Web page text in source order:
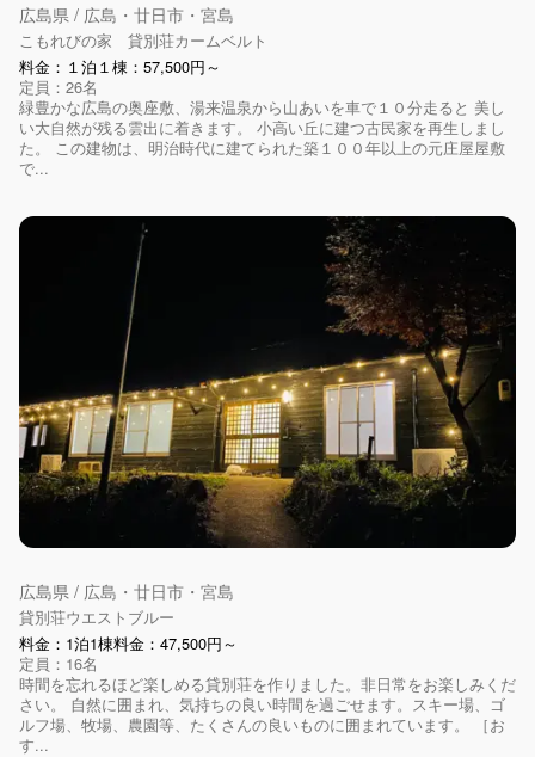
広島県 / 広島・廿日市・宮島
こもれびの家 貸別荘カームベルト
料金：１泊１棟：57,500円～
定員：26名
緑豊かな広島の奥座敷、湯来温泉から山あいを車で１０分走ると 美し
い大自然が残る雲出に着きます。 小高い丘に建つ古民家を再生しまし
た。 この建物は、明治時代に建てられた築１００年以上の元庄屋屋敷
で...
広島県 / 広島・廿日市・宮島
貸別荘ウエストブルー
料金：1泊1棟料金：47,500円～
定員：16名
時間を忘れるほど楽しめる貸別荘を作りました。非日常をお楽しみくだ
さい。 自然に囲まれ、気持ちの良い時間を過ごせます。スキー場、ゴ
ルフ場、牧場、農園等、たくさんの良いものに囲まれています。 ［お
す...